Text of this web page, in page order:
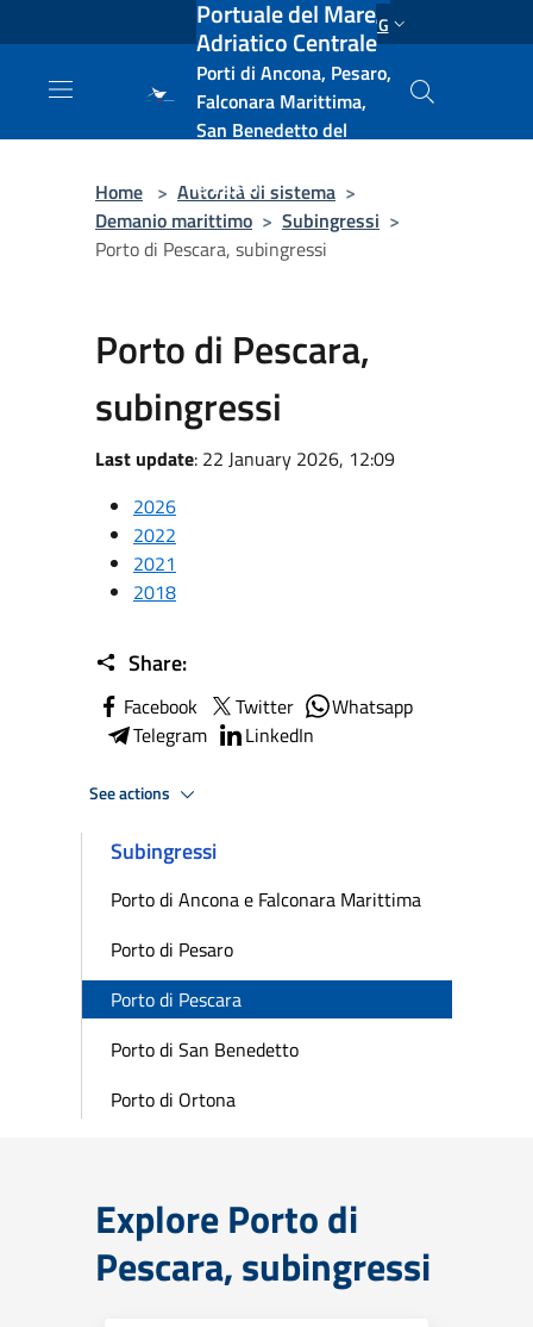
Salta al contenuto principale ENG
Portuale del Mare
Adriatico Centrale
Porti di Ancona, Pesaro,
Falconara Marittima,
San Benedetto del
e Vasto
Home > Autorità di sistema >
Demanio marittimo > Subingressi >
Porto di Pescara, subingressi
Porto di Pescara,
subingressi
Last update: 22 January 2026, 12:09
2026
2022
2021
2018
Share:
Facebook Twitter
Whatsapp
Telegram
LinkedIn
See actions
Subingressi
Porto di Ancona e Falconara Marittima
Porto di Pesaro
Porto di Pescara
Porto di San Benedetto
Porto di Ortona
Explore Porto di
Pescara, subingressi